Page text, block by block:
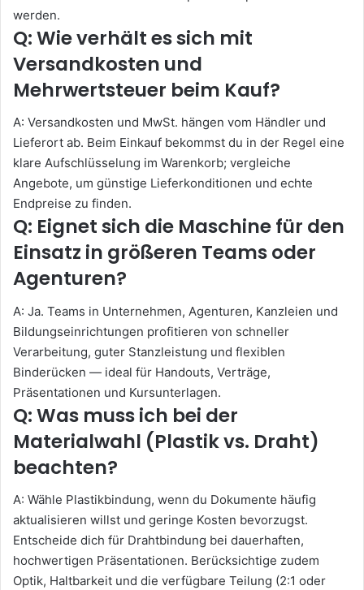
werden.
Q: Wie verhält es sich mit
Versandkosten und
Mehrwertsteuer beim Kauf?
A: Versandkosten und MwSt. hängen vom Händler und
Lieferort ab. Beim Einkauf bekommst du in der Regel eine
klare Aufschlüsselung im Warenkorb; vergleiche
Angebote, um günstige Lieferkonditionen und echte
Endpreise zu finden.
Q: Eignet sich die Maschine für den
Einsatz in größeren Teams oder
Agenturen?
A: Ja. Teams in Unternehmen, Agenturen, Kanzleien und
Bildungseinrichtungen profitieren von schneller
Verarbeitung, guter Stanzleistung und flexiblen
Binderücken — ideal für Handouts, Verträge,
Präsentationen und Kursunterlagen.
Q: Was muss ich bei der
Materialwahl (Plastik vs. Draht)
beachten?
A: Wähle Plastikbindung, wenn du Dokumente häufig
aktualisieren willst und geringe Kosten bevorzugst.
Entscheide dich für Drahtbindung bei dauerhaften,
hochwertigen Präsentationen. Berücksichtige zudem
Optik, Haltbarkeit und die verfügbare Teilung (2:1 oder